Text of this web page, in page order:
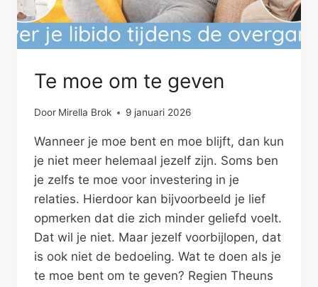
Te moe om te geven
Door Mirella Brok 9 januari 2026
Wanneer je moe bent en moe blijft, dan kun
je niet meer helemaal jezelf zijn. Soms ben
je zelfs te moe voor investering in je
relaties. Hierdoor kan bijvoorbeeld je lief
opmerken dat die zich minder geliefd voelt.
Dat wil je niet. Maar jezelf voorbijlopen, dat
is ook niet de bedoeling. Wat te doen als je
te moe bent om te geven? Regien Theuns